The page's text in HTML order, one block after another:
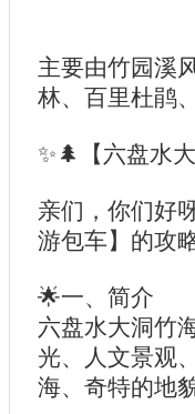
主要由竹园溪
林、百里杜鹃
✨🌲【六盘水
亲们，你们好
游包车】的攻
🌟一、简介
六盘水大洞竹
光、人文景观
海、奇特的地